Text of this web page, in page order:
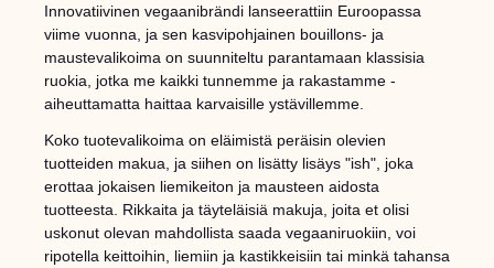
Innovatiivinen vegaanibrändi lanseerattiin Euroopassa
viime vuonna, ja sen kasvipohjainen bouillons- ja
maustevalikoima on suunniteltu parantamaan klassisia
ruokia, jotka me kaikki tunnemme ja rakastamme -
aiheuttamatta haittaa karvaisille ystävillemme.
Koko tuotevalikoima on eläimistä peräisin olevien
tuotteiden makua, ja siihen on lisätty lisäys "ish", joka
erottaa jokaisen liemikeiton ja mausteen aidosta
tuotteesta. Rikkaita ja täyteläisiä makuja, joita et olisi
uskonut olevan mahdollista saada vegaaniruokiin, voi
ripotella keittoihin, liemiin ja kastikkeisiin tai minkä tahansa